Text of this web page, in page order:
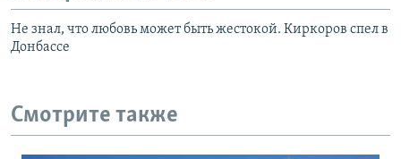
Не знал, что любовь может быть жестокой. Киркоров спел в
Донбассе
Смотрите также